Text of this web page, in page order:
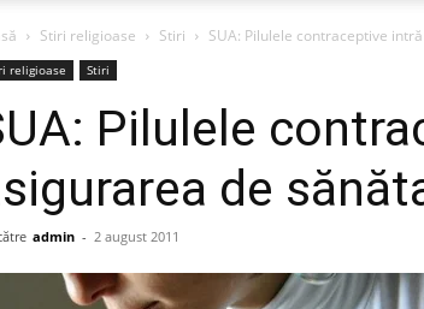
Stiri religioase Stiri SUA: Pilulele contraceptive
religioase Stiri
Pilulele
de
admin - 2 august 2011